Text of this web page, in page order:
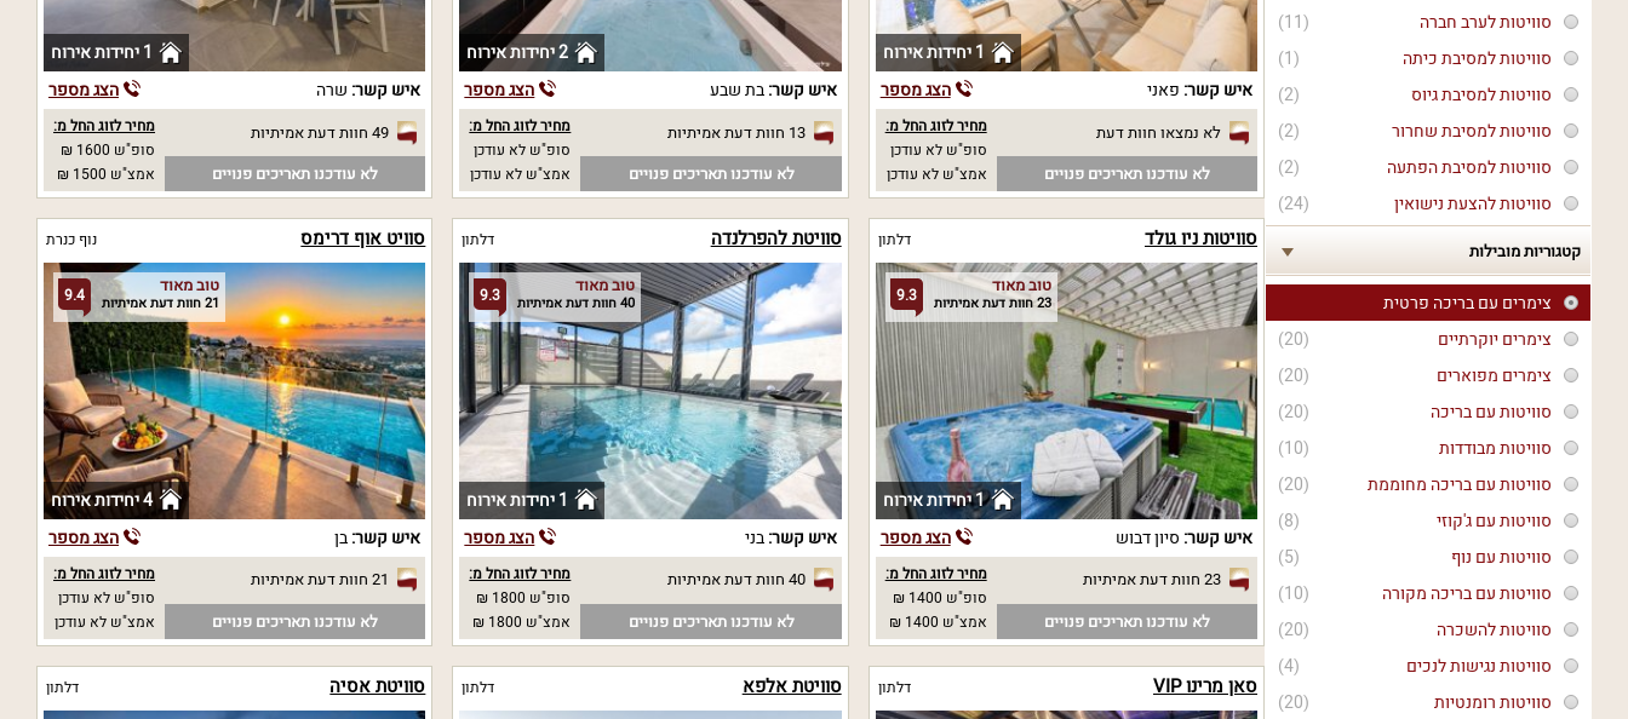
(11)
סוויטות לערב חברה
(1)
סוויטות למסיבת כיתה
(2)
סוויטות למסיבת גיוס
(2)
סוויטות למסיבת שחרור
(2)
סוויטות למסיבת הפתעה
(24)
סוויטות להצעת נישואין
קטגוריות מובילות
צימרים עם בריכה פרטית
(20)
צימרים יוקרתיים
(20)
צימרים מפוארים
(20)
סוויטות עם בריכה
(10)
סוויטות מבודדות
(20)
סוויטות עם בריכה מחוממת
(8)
סוויטות עם ג'קוזי
(5)
סוויטות עם נוף
(10)
סוויטות עם בריכה מקורה
(20)
סוויטות להשכרה
(4)
סוויטות נגישות לנכים
(20)
סוויטות רומנטיות
1 יחידות אירוח
איש קשר: פאני הצג מספר
לא נמצאו חוות דעת
לא עודכנו תאריכים פנויים
מחיר לזוג החל מ:
סופ"ש לא עודכן
אמצ"ש לא עודכן
2 יחידות אירוח
איש קשר:בת שבע הצג מספר
13 חוות דעת אמיתיות
לא עודכנו תאריכים פנויים
מחיר לזוג החל מ:
סופ"ש לא עודכן
אמצ"ש לא עודכן
1 יחידות אירוח
איש קשר: שרה הצג מספר
49 חוות דעת אמיתיות
לא עודכנו תאריכים פנויים
מחיר לזוג החל מ:
סופ"ש 1600 ₪
אמצ"ש 1500 ₪
סוויטות ניו גולד דלתון
9.3 טוב מאוד
23 חוות דעת אמיתיות
1 יחידות אירוח
איש קשר: סיון דבוש הצג מספר
23 חוות דעת אמיתיות
לא עודכנו תאריכים פנויים
מחיר לזוג החל מ:
סופ"ש 1400 ₪
אמצ"ש 1400 ₪
סוויטת להפרלנדה דלתון
9.3 טוב מאוד
40 חוות דעת אמיתיות
1 יחידות אירוח
איש קשר:בני הצג מספר
40 חוות דעת אמיתיות
לא עודכנו תאריכים פנויים
מחיר לזוג החל מ:
סופ"ש 1800 ₪
אמצ"ש 1800 ₪
סוויט אוף דרימס נוף כנרת
9.4 טוב מאוד
21 חוות דעת אמיתיות
4 יחידות אירוח
איש קשר:בן הצג מספר
21 חוות דעת אמיתיות
לא עודכנו תאריכים פנויים
מחיר לזוג החל מ:
סופ"ש לא עודכן
אמצ"ש לא עודכן
סאן מרינו VIP דלתון סוויטת אלפא דלתון סוויטת אסיה דלתון